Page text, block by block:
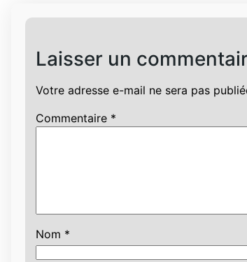
Laisser un
Votre adresse e-mail ne sera pas
Commentaire *
Nom *